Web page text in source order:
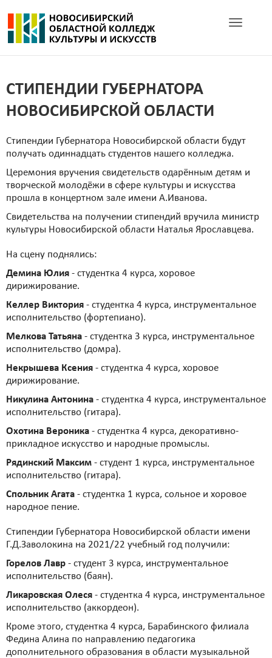
Toggle
СТИПЕНДИИ ГУБЕРНАТОРА
НОВОСИБИРСКОЙ ОБЛАСТИ
Стипендии Губернатора Новосибирской области будут
получать одиннадцать студентов нашего колледжа.
Церемония вручения свидетельств одарённым детям и
творческой молодёжи в сфере культуры и искусства
прошла в концертном зале имени А.Иванова.
Свидетельства на получении стипендий вручила министр
культуры Новосибирской области Наталья Ярославцева.
На сцену поднялись:
Демина Юлия - студентка 4 курса, хоровое
дирижирование.
Келлер Виктория - студентка 4 курса, инструментальное
исполнительство (фортепиано).
Мелкова Татьяна - студентка 3 курса, инструментальное
исполнительство (домра).
Некрышева Ксения - студентка 4 курса, хоровое
дирижирование.
Никулина Антонина - студентка 4 курса, инструментальное
исполнительство (гитара).
Охотина Вероника - студентка 4 курса, декоративно-
прикладное искусство и народные промыслы.
Рядинский Максим - студент 1 курса, инструментальное
исполнительство (гитара).
Спольник Агата - студентка 1 курса, сольное и хоровое
народное пение.
Стипендии Губернатора Новосибирской области имени
Г.Д.Заволокина на 2021/22 учебный год получили:
Горелов Лавр - студент 3 курса, инструментальное
исполнительство (баян).
Ликаровская Олеся - студентка 4 курса, инструментальное
исполнительство (аккордеон).
Кроме этого, студентка 4 курса, Барабинского филиала
Федина Алина по направлению педагогика
дополнительного образования в области музыкальной